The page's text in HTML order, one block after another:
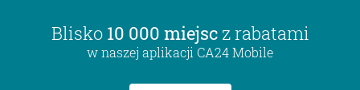
Blisko 10 000 miejsc z rabatami
w naszej aplikacji CA24 Mobile